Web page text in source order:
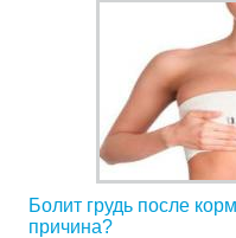
Болит грудь после
причина?